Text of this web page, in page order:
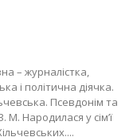
– журналістка,
і політична діячка.
Псевдонім та
М. Народилася у сім’ї